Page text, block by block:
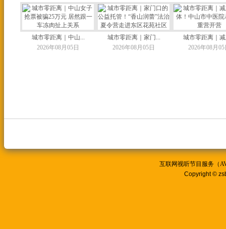
城市零距离｜中山...
2026年08月05日
城市零距离｜家门...
2026年08月05日
城市零距离｜
2026年08月05
互联网视听节目服务（
Copyright ©